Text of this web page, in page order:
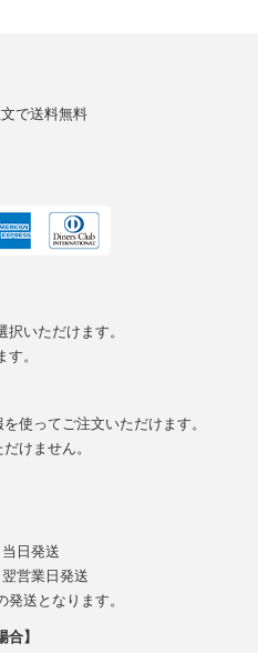
で送料無料
いただけます。
。
使ってご注文いただけます。
けません。
日発送
営業日発送
送となります。
】